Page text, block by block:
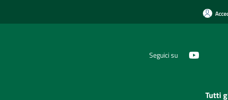
Seguici su
Tutti